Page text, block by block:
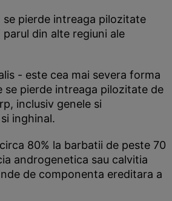
pierde intreaga pilozitate
din alte regiuni ale
- este cea mai severa forma
se pierde intreaga pilozitate de
inclusiv genele si
inghinal.
80% la barbatii de peste 70
androgenetica sau calvitia
de componenta ereditara a